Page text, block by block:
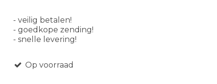
- veilig betalen!
- goedkope zending!
- snelle levering!
Op voorraad